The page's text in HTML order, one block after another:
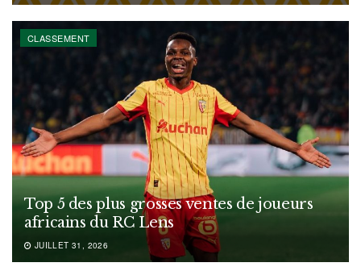
CLASSEMENT
Top 5 des plus grosses ventes de joueurs
africains du RC Lens
JUILLET 31, 2026